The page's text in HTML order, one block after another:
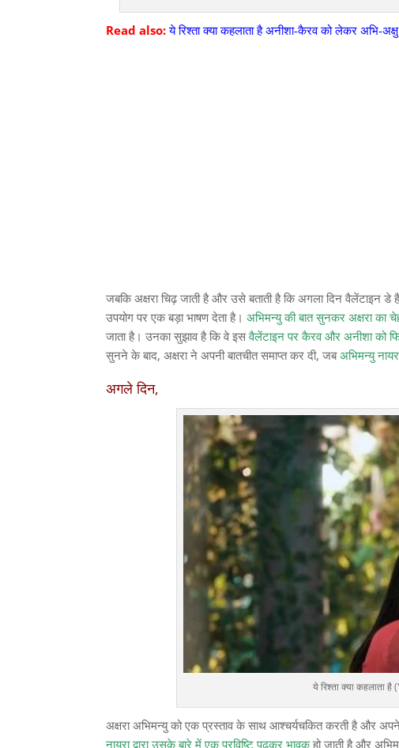
Read also: ये रिश्ता क्या कहलाता है अनीशा-कैरव को लेकर अभि-
जबकि अक्षरा चिढ़ जाती है और उसे बताती है कि अगला दिन वैलेंटाइन डे
उपयोग पर एक बड़ा भाषण देता है। अभिमन्यु की बात सुनकर अक्षरा का
जाता है। उनका सुझाव है कि वे इसवैलेंटाइन पर कैरव और अनीशा को
सुनने के बाद, अक्षरा ने अपनी बातचीत समाप्त कर दी, जबअभिमन्यु
अगले दिन,
ये रिश्ता क्या कहलाता
अक्षरा अभिमन्यु को एक प्रस्ताव के साथ आश्चर्यचकित करती है और
नायरा द्वारा उसके बारे में एक प्रविष्टि पढ़कर भावुकहो जाती है और